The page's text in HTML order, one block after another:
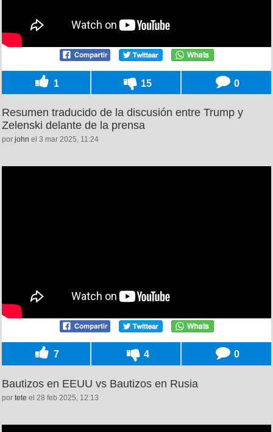
1 15 0
Resumen traducido de la discusión entre Trump y
Zelenski delante de la prensa
por john el 3 mar 2025, 11:24
7 4 0
Bautizos en EEUU vs Bautizos en Rusia
por tete el 28 feb 2025, 12:13